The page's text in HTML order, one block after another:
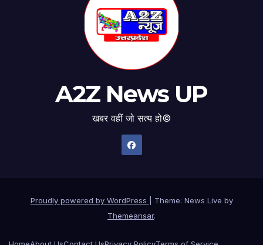
A2Z News UP
खबर वहीं जो सत्य हो©
Proudly powered by WordPress
Theme: News Live by
Themeansar.